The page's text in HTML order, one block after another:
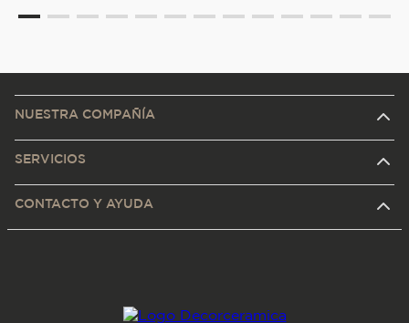
NUESTRA COMPAÑÍA
SERVICIOS
CONTACTO Y AYUDA